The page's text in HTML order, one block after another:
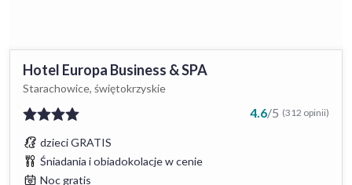
Hotel Europa Business & SPA
Starachowice, świętokrzyskie
4.6/5 (312 opinii)
dzieci GRATIS
Śniadania i obiadokolacje w cenie
Noc gratis